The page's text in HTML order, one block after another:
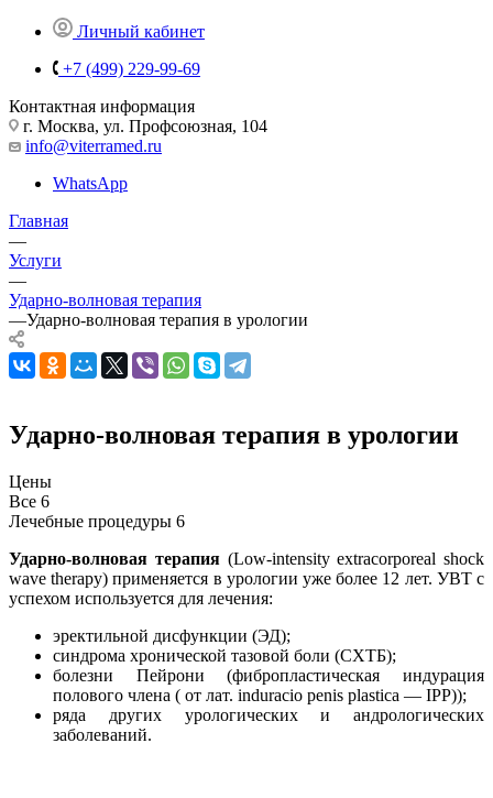
Личный кабинет
+7 (499) 229-99-69
Контактная информация
г. Москва, ул. Профсоюзная, 104
info@viterramed.ru
WhatsApp
Главная
—
Услуги
—
Ударно-волновая терапия
—Ударно-волновая терапия в урологии
Ударно-волновая терапия в урологии
Цены
Все 6
Лечебные процедуры 6
Ударно-волновая терапия(Low-intensity extracorporeal shock
wave therapy) применяется в урологии уже более 12 лет. УВТ с
успехом используется для лечения:
эректильной дисфункции (ЭД);
синдрома хронической тазовой боли (СХТБ);
болезни Пейрони (фибропластическая индурация
полового члена ( от лат. induracio penis plastica — IPP));
ряда других урологических и андрологических
заболеваний.